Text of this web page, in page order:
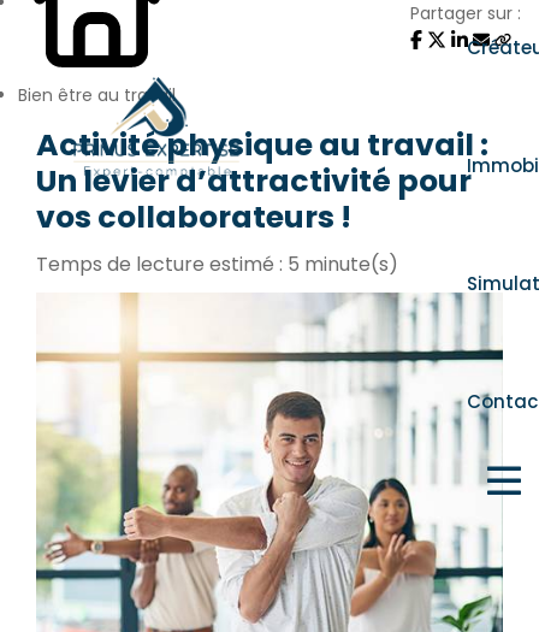
Bien être au travail
Partager sur :
Activité physique au travail :
Un levier d’attractivité pour
vos collaborateurs !
Temps de lecture estimé : 5 minute(s)